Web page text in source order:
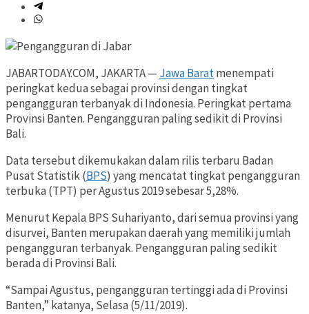
JABARTODAY.COM, JAKARTA — Jawa Baratmenempati
peringkat kedua sebagai provinsi dengan tingkat
pengangguran terbanyak di Indonesia. Peringkat pertama
Provinsi Banten. Pengangguran paling sedikit di Provinsi
Bali.
Data tersebut dikemukakan dalam rilis terbaru Badan
Pusat Statistik (BPS) yang mencatat tingkat pengangguran
terbuka (TPT) per Agustus 2019 sebesar 5,28%.
Menurut Kepala BPS Suhariyanto, dari semua provinsi yang
disurvei, Banten merupakan daerah yang memiliki jumlah
pengangguran terbanyak. Pengangguran paling sedikit
berada di Provinsi Bali.
“Sampai Agustus, pengangguran tertinggi ada di Provinsi
Banten,” katanya, Selasa (5/11/2019).